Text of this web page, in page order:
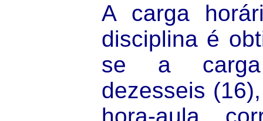
A carga
disciplina é
se a
dezesseis